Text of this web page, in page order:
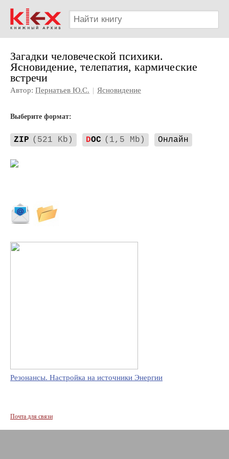
Загадки человеческой психики.
Ясновидение, телепатия, кармические
встречи
Автор: Пернатьев Ю.С. | Ясновидение
Выберите формат:
ZIP (521 Kb) DOC (1,5 Mb) Онлайн
Резонансы. Настройка на источники Энергии
Почта для связи